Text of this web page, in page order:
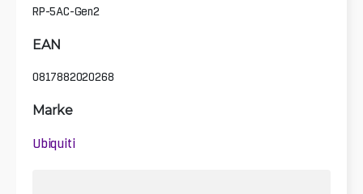
RP-5AC-Gen2
EAN
0817882020268
Marke
Ubiquiti